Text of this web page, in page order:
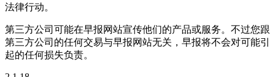
法律行动。
第三方公司可能在早报网站宣传他们的产品或服务。不过您跟
第三方公司的任何交易与早报网站无关，早报将不会对可能引
起的任何损失负责。